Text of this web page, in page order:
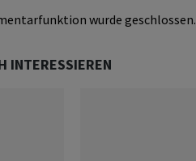
wurde geschlossen.
INTERESSIEREN